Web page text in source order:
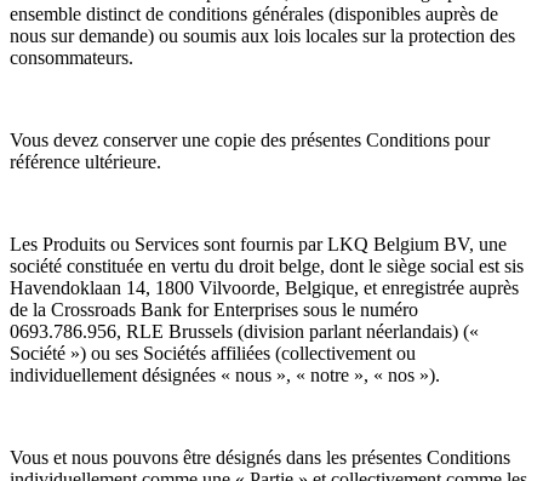
ensemble distinct de conditions générales (disponibles auprès de
nous sur demande) ou soumis aux lois locales sur la protection des
consommateurs.
Vous devez conserver une copie des présentes Conditions pour
référence ultérieure.
Les Produits ou Services sont fournis par LKQ Belgium BV, une
société constituée en vertu du droit belge, dont le siège social est sis
Havendoklaan 14, 1800 Vilvoorde, Belgique, et enregistrée auprès
de la Crossroads Bank for Enterprises sous le numéro
0693.786.956, RLE Brussels (division parlant néerlandais) («
Société ») ou ses Sociétés affiliées (collectivement ou
individuellement désignées « nous », « notre », « nos »).
Vous et nous pouvons être désignés dans les présentes Conditions